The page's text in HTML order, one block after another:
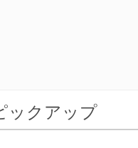
ックアップ